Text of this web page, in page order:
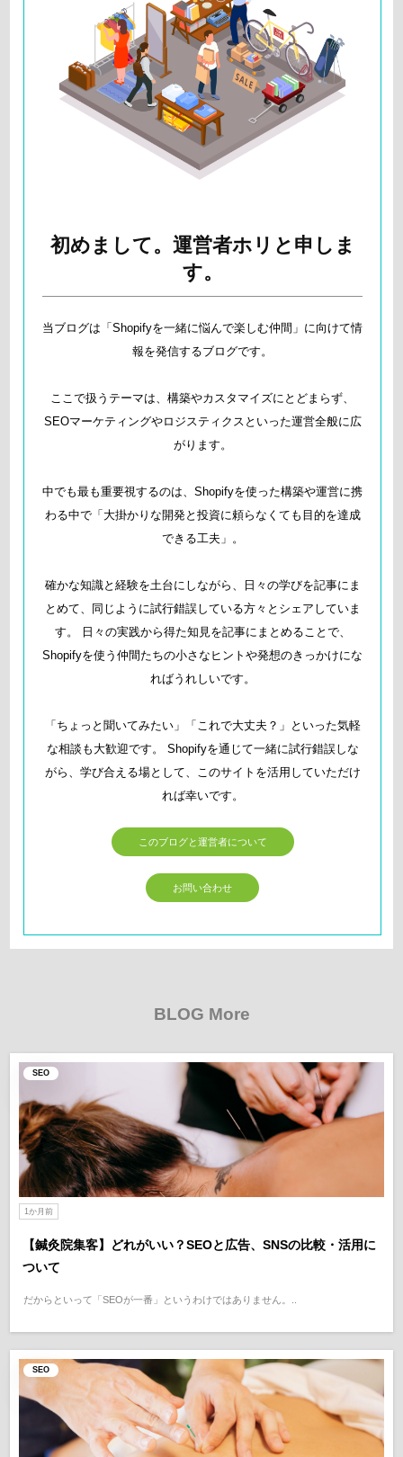
初めまして。運営者ホリと申しま
す。
当ブログは「Shopifyを一緒に悩んで楽しむ仲間」に向けて情
報を発信するブログです。
ここで扱うテーマは、構築やカスタマイズにとどまらず、
SEOマーケティングやロジスティクスといった運営全般に広
がります。
中でも最も重要視するのは、Shopifyを使った構築や運営に携
わる中で「大掛かりな開発と投資に頼らなくても目的を達成
できる工夫」。
確かな知識と経験を土台にしながら、日々の学びを記事にま
とめて、同じように試行錯誤している方々とシェアしていま
す。 日々の実践から得た知見を記事にまとめることで、
Shopifyを使う仲間たちの小さなヒントや発想のきっかけにな
ればうれしいです。
「ちょっと聞いてみたい」「これで大丈夫？」といった気軽
な相談も大歓迎です。 Shopifyを通じて一緒に試行錯誤しな
がら、学び合える場として、このサイトを活用していただけ
れば幸いです。
このブログと運営者について
お問い合わせ
BLOG More
SEO
1か月前
【鍼灸院集客】どれがいい？SEOと広告、SNSの比較・活用に
ついて
だからといって「SEOが一番」というわけではありません。..
SEO